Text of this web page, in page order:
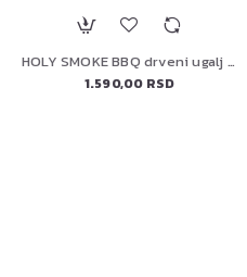
HOLY SMOKE BBQ drveni ugalj 5kg oak&apple/100% prirodan
1.590,00 RSD